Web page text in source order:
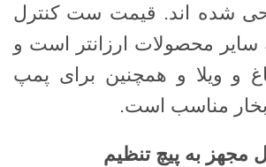
شده اند. قیمت ست کنترل
محصولات ارزانتر است و
و ویلا و همچنین برای پمپ
مجهز به پیچ تنظیم